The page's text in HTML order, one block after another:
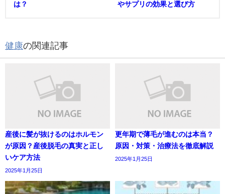
は？
やサプリの効果と選び方
健康の関連記事
産後に髪が抜けるのはホルモン
が原因？産後脱毛の真実と正し
いケア方法
2025年1月25日
更年期で薄毛が進むのは本当？
原因・対策・治療法を徹底解説
2025年1月25日